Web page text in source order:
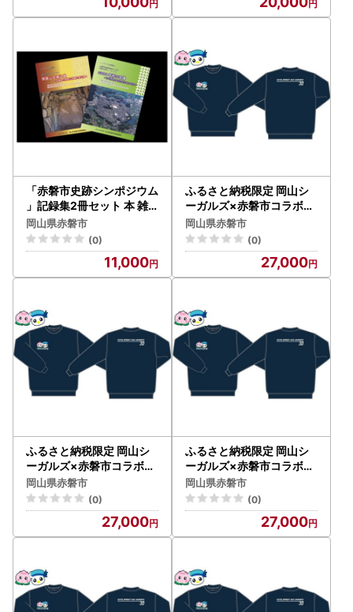
「赤磐市史跡シンポジウム
」記録集2冊セット 本 雑
貨 日用品
岡山県赤磐市
(0)
11,000
ふるさと納税限定 岡山シ
ーガルズ×赤磐市コラボト
レーナー ファッション 洋
服 ネイビー Sサイズ
岡山県赤磐市
(0)
27,000
ふるさと納税限定 岡山シ
ーガルズ×赤磐市コラボト
レーナー ファッション 洋
服 ネイビー Mサイズ
岡山県赤磐市
(0)
27,000
ふるさと納税限定 岡山シ
ーガルズ×赤磐市コラボト
レーナー ファッション 洋
服 ネイビー Lサイズ
岡山県赤磐市
(0)
27,000